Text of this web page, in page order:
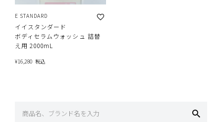
E STANDARD
イイスタンダード
ボディセラムウォッシュ 詰替
え用 2000mL
¥16,280 税込